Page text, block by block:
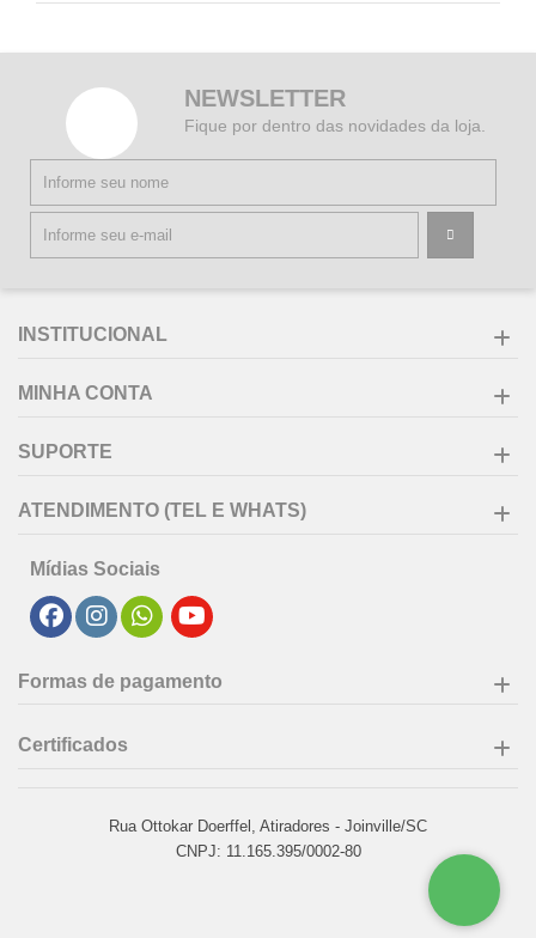
NEWSLETTER
Fique por dentro das novidades da loja.
INSTITUCIONAL
MINHA CONTA
SUPORTE
ATENDIMENTO (TEL E WHATS)
Mídias Sociais
Formas de pagamento
Certificados
Rua Ottokar Doerffel, Atiradores - Joinville/SC
CNPJ: 11.165.395/0002-80